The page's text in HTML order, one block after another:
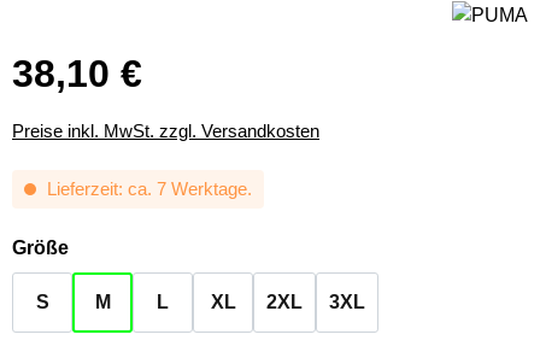
38,10 €
Preise inkl. MwSt. zzgl. Versandkosten
Lieferzeit: ca. 7 Werktage.
Größeauswählen
S M L XL 2XL 3XL